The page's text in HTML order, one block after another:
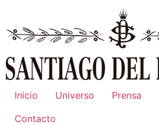
contenido
Inicio Universo Prensa
Contacto